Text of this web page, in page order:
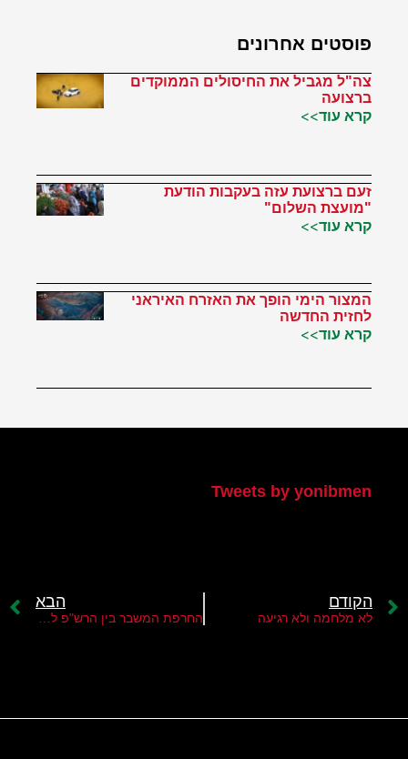
פוסטים אחרונים
צה"ל מגביל את החיסולים הממוקדים
ברצועה
קרא עוד>>
זעם ברצועת עזה בעקבות הודעת
"מועצת השלום"
קרא עוד>>
המצור הימי הופך את האזרח האיראני
לחזית החדשה
קרא עוד>>
Tweets by yonibmen
הקודם
לא מלחמה ולא רגיעה
הבא